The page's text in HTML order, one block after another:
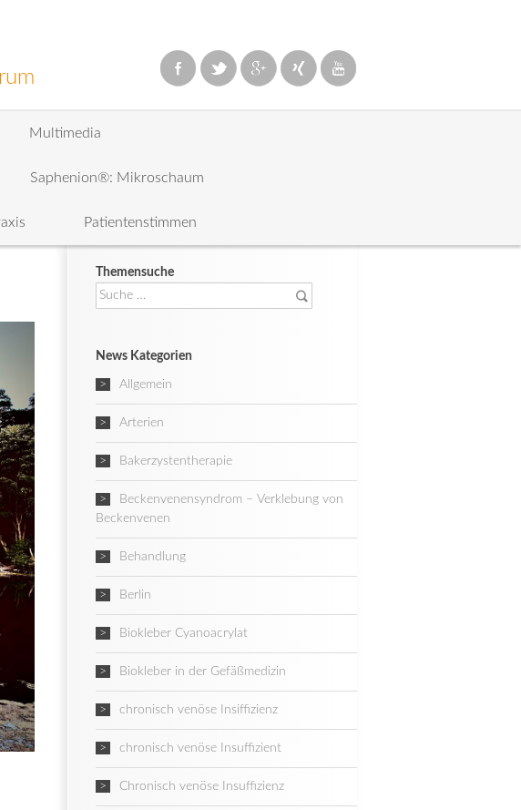
Multimedia
Saphenion®: Mikroschaum
Patientenstimmen
Themensuche
Suche
nach:
News Kategorien
Allgemein
Arterien
Bakerzystentherapie
Beckenvenensyndrom – Verklebung von
Beckenvenen
Behandlung
Berlin
Biokleber Cyanoacrylat
Biokleber in der Gefäßmedizin
chronisch venöse Insiffizienz
chronisch venöse Insuffizient
Chronisch venöse Insuffizienz